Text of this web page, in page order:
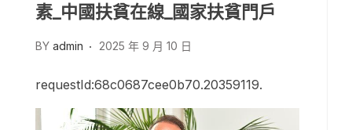
素_中國扶貧在線_國家扶貧門戶
BY admin 2025 年 9 月 10 日
requestId:68c0687cee0b70.20359119.